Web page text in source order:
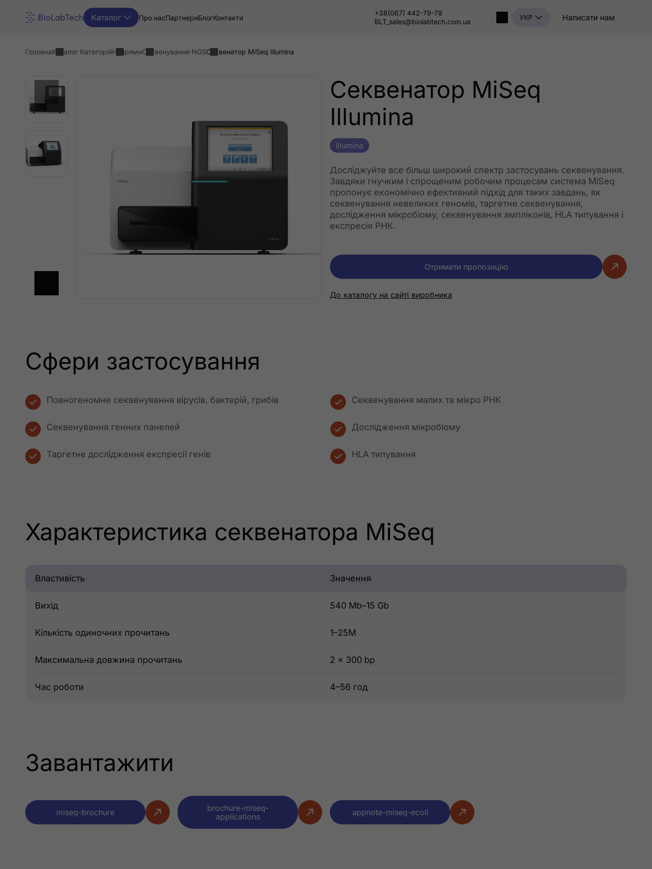
Каталог Про насПартнериБлогКонтакти
+38(067) 442-79-79
BLT_sales@biolabtech.com.ua
УКР Написати нам
ГоловнаКаталог КатегорійНапрямиСеквенування NGSСеквенатор MiSeq Illumina
Секвенатор MiSeq
Illumina
illumina
Досліджуйте все більш широкий спектр застосувань секвенування.
Завдяки гнучким і спрощеним робочим процесам система MiSeq
пропонує економічно ефективний підхід для таких завдань, як
секвенування невеликих геномів, таргетне секвенування,
дослідження мікробіому, секвенування ампліконів, HLA типування і
експресія РНК.
Отримати пропозицію
До каталогу на сайті виробника
Сфери застосування
Повногеномне секвенування вірусів, бактерій, грибів
Секвенування генних панелей
Таргетне дослідження експресії генів
Секвенування малих та мікро РНК
Дослідження мікробіому
HLA типування
Характеристика секвенатора MiSeq
Властивість Значення
Вихід 540 Mb–15 Gb
Кількість одиночних прочитань 1–25M
Максимальна довжина прочитань 2 × 300 bp
Час роботи 4–56 год
Завантажити
miseq-brochure
brochure-miseq-
applications
appnote-miseq-ecoli